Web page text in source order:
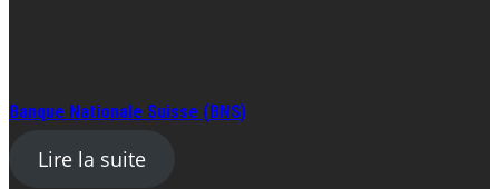
Banque Nationale Suisse (BNS)
Lire la suite